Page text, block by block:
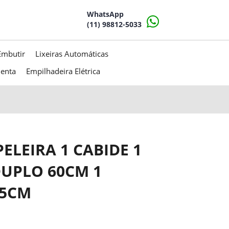
WhatsApp
(11) 98812-5033
Lixeiras Automáticas
Empilhadeira Elétrica
1 CABIDE 1
60CM 1